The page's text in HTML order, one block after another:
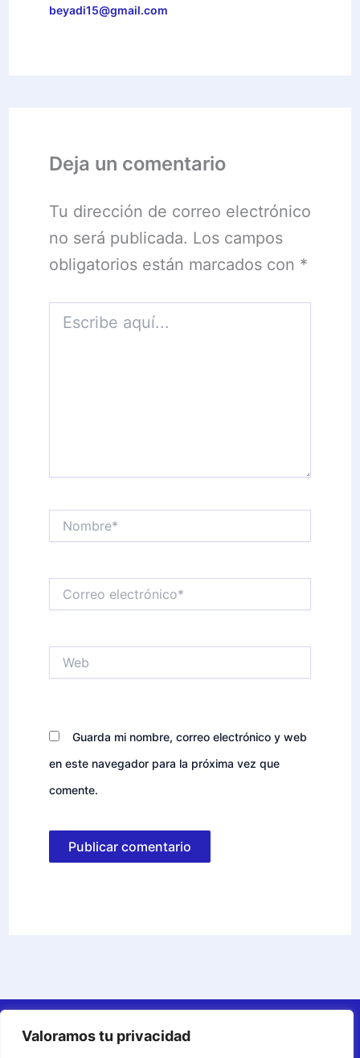
Valoramos tu privacidad
beyadi15@gmail.com
Deja un comentario
Tu dirección de correo electrónico
no será publicada. Los campos
obligatorios están marcados con *
aquí...
electrónico*
Guarda mi nombre, correo electrónico y web
en este navegador para la próxima vez que
comente.
Afiliados